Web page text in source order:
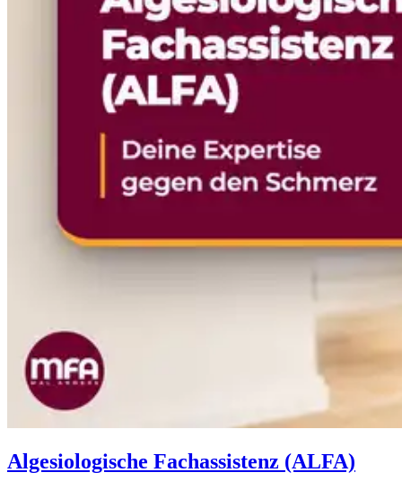
Algesiologische Fachassistenz (ALFA)